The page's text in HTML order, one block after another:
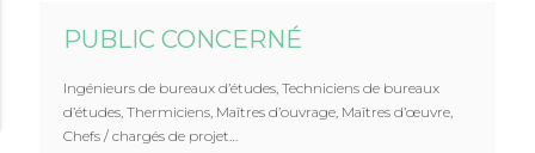
PUBLIC CONCERNÉ
Ingénieurs de bureaux d’études, Techniciens de bureaux
d’études, Thermiciens, Maîtres d’ouvrage, Maîtres d’œuvre,
Chefs / chargés de projet…